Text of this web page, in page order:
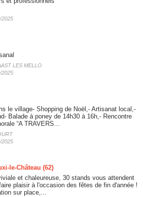
2025
LES MELLO
2025
le village- Shopping de Noël,- Artisanat local,-
Balade à poney de 14h30 à 16h,- Rencontre
“A TRAVERS...
2025
le-Château (62)
et chaleureuse, 30 stands vous attendent
plaisir à l'occasion des fêtes de fin d'année !
sur place,...